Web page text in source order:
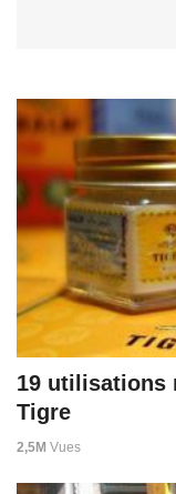
19 utilisations
Tigre
2,5M Vues